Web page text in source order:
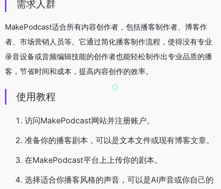
需求人群
MakePodcast适合所有内容创作者，包括播客制作者、博客作
者、市场营销人员等。它通过简化播客制作流程，使得没有专业
录音设备或音频编辑技能的创作者也能轻松制作出专业品质的播
客，节省时间和成本，提高内容创作的效率。
使用教程
访问MakePodcast网站并注册账户。
准备你的播客剧本，可以是文本文件或现有博客文章。
在MakePodcast平台上上传你的剧本。
选择适合你播客风格的声音，可以是AI声音或你自己的